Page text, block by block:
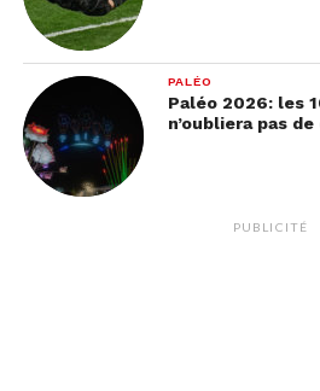
2019
C’est quoi
Vous vous
?
Merci mais non
PALÉO
Paléo 2026: les
n’oubliera pas
PUBLICITÉ